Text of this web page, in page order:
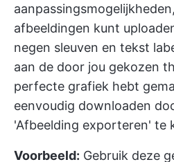
afbeeldingen kunt
negen sleuven en tekst
aan de door jou gekozen
perfecte grafiek hebt
eenvoudig downloaden
'Afbeelding exporteren' te
Voorbeeld: Gebruik deze